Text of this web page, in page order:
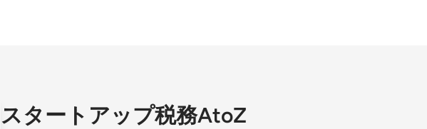
スタートアップ税務AtoZ